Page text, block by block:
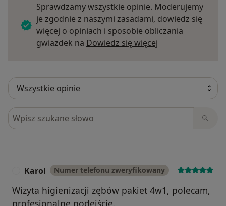
Sprawdzamy wszystkie opinie. Moderujemy
je zgodnie z naszymi zasadami, dowiedz się
więcej o opiniach i sposobie obliczania
gwiazdek na Dowiedz się więcej
Szukaj w opiniach
Karol Numer telefonu zweryfikowany
Wizyta higienizacji zębów pakiet 4w1, polecam,
profesjonalne podejście.